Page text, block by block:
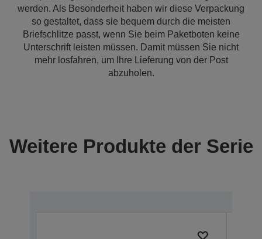
werden. Als Besonderheit haben wir diese Verpackung
so gestaltet, dass sie bequem durch die meisten
Briefschlitze passt, wenn Sie beim Paketboten keine
Unterschrift leisten müssen. Damit müssen Sie nicht
mehr losfahren, um Ihre Lieferung von der Post
abzuholen.
Weitere Produkte der Serie